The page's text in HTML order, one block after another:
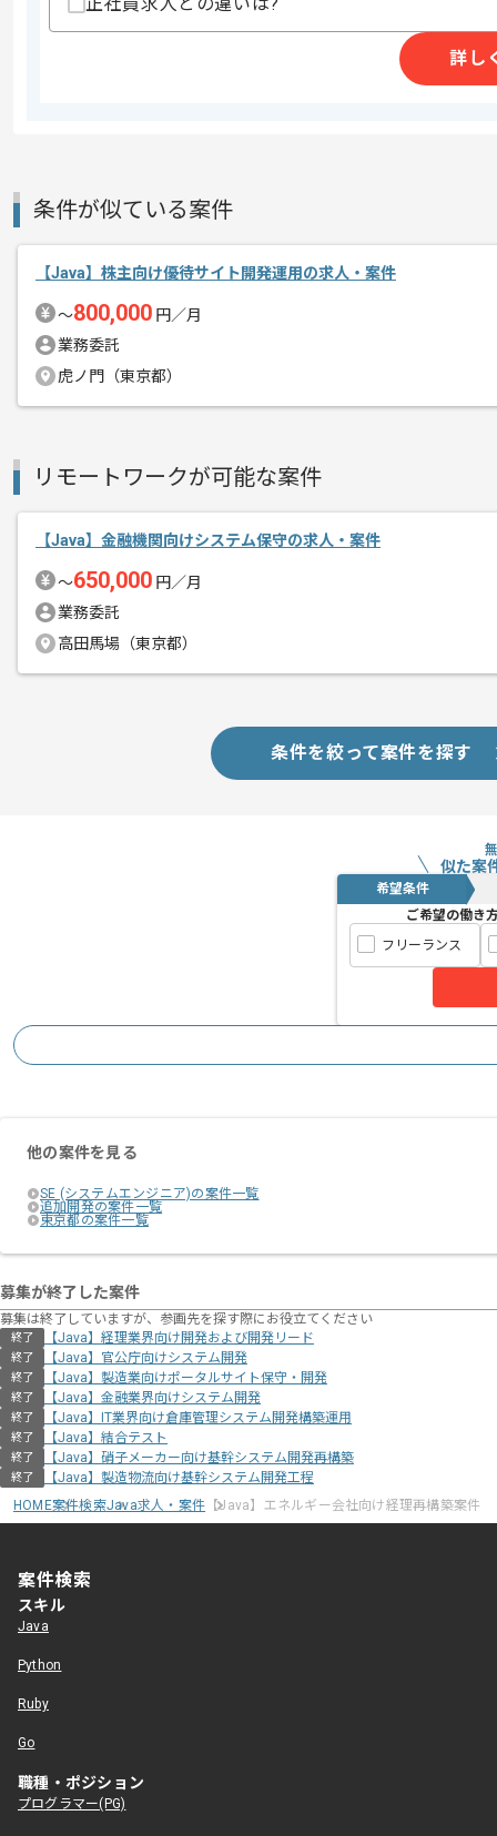
精算・お支払い
精算条件
140時間〜180時間
その他募集要項
募集人数
エージェントからのコ
メント
基本的には一部リモートでの作業を見込
プロジェクトは長期を想定しており、
詳し
条件が似ている案件
【Java】株主向け優待サイト開発運用の求人・案件
〜800,000 円／月
業務委託
虎ノ門（東京都）
リモートワークが可能な案件
【Java】金融機関向けシステム保守の求人・案件
〜650,000 円／月
業務委託
高田馬場（東京都）
条件を絞って案件を探す
似た案
希望条件
ご希望の働き
フリーランス
他の案件を見る
SE (システムエンジニア)の案件一覧
追加開発の案件一覧
東京都の案件一覧
募集が終了した案件
募集は終了していますが、参画先を探す際にお役立てください
終了 【Java】経理業界向け開発および開発リード
終了 【Java】官公庁向けシステム開発
終了 【Java】製造業向けポータルサイト保守・開発
終了 【Java】金融業界向けシステム開発
終了 【Java】IT業界向け倉庫管理システム開発構築運用
終了 【Java】結合テスト
終了 【Java】硝子メーカー向け基幹システム開発再構築
終了
【Java】製造物流向け基幹システム開発工程
HOME案件検索Java求人・案件 【Java】エネルギー会社向け経理再構築案件
案件検索
スキル
Java
Python
Ruby
Go
職種・ポジション
プログラマー(PG)